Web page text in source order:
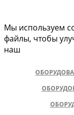
Мы используем
файлы, чтобы
наш